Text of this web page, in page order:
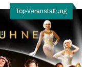
Top-Veranstaltung